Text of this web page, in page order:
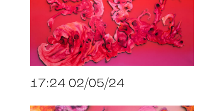
17:24 02/05/24